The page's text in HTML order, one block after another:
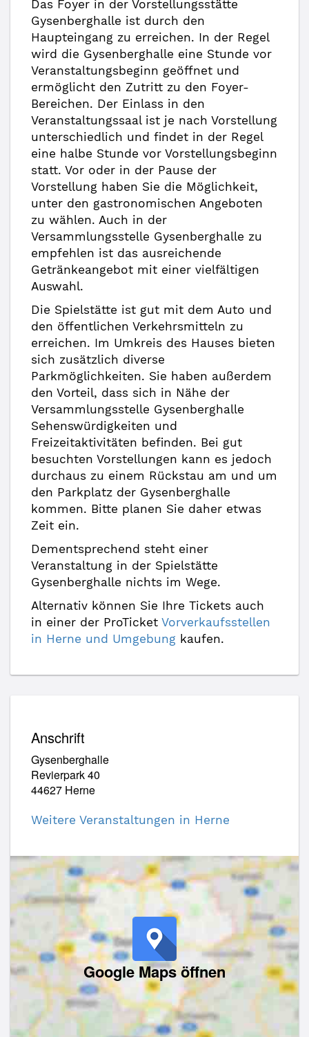
Das Foyer in der Vorstellungsstätte
Gysenberghalle ist durch den
Haupteingang zu erreichen. In der Regel
wird die Gysenberghalle eine Stunde vor
Veranstaltungsbeginn geöffnet und
ermöglicht den Zutritt zu den Foyer-
Bereichen. Der Einlass in den
Veranstaltungssaal ist je nach Vorstellung
unterschiedlich und findet in der Regel
eine halbe Stunde vor Vorstellungsbeginn
statt. Vor oder in der Pause der
Vorstellung haben Sie die Möglichkeit,
unter den gastronomischen Angeboten
zu wählen. Auch in der
Versammlungsstelle Gysenberghalle zu
empfehlen ist das ausreichende
Getränkeangebot mit einer vielfältigen
Auswahl.
Die Spielstätte ist gut mit dem Auto und
den öffentlichen Verkehrsmitteln zu
erreichen. Im Umkreis des Hauses bieten
sich zusätzlich diverse
Parkmöglichkeiten. Sie haben außerdem
den Vorteil, dass sich in Nähe der
Versammlungsstelle Gysenberghalle
Sehenswürdigkeiten und
Freizeitaktivitäten befinden. Bei gut
besuchten Vorstellungen kann es jedoch
durchaus zu einem Rückstau am und um
den Parkplatz der Gysenberghalle
kommen. Bitte planen Sie daher etwas
Zeit ein.
Dementsprechend steht einer
Veranstaltung in der Spielstätte
Gysenberghalle nichts im Wege.
Alternativ können Sie Ihre Tickets auch
in einer der ProTicket Vorverkaufsstellen
in Herne und Umgebung kaufen.
Anschrift
Gysenberghalle
Revierpark 40
44627 Herne
Weitere Veranstaltungen in Herne
Google Maps öffnen